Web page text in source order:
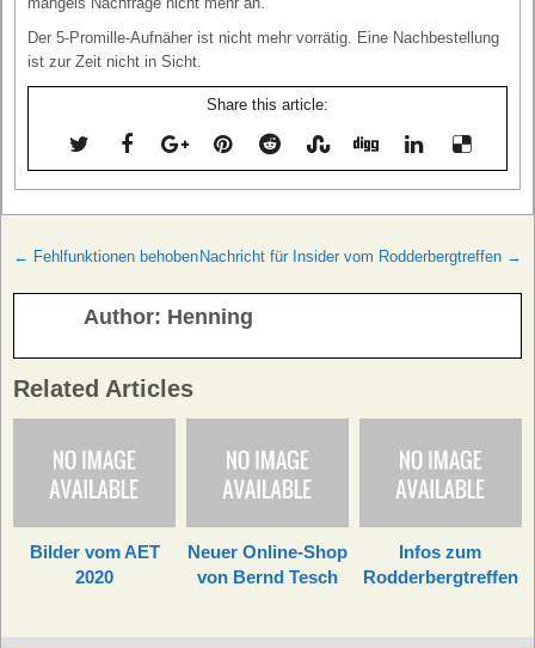
Der 5-Promille-Aufnäher ist nicht mehr vorrätig. Eine Nachbestellung
ist zur Zeit nicht in Sicht.
Share this article:
Beitragsnavigation
← Fehlfunktionen behoben Nachricht für Insider vom Rodderbergtreffen →
Author: Henning
Related Articles
Bilder vom AET
2020
Neuer Online-Shop
von Bernd Tesch
Infos zum
Rodderbergtreffen